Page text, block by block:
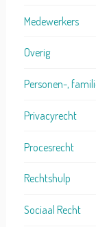
Medewerkers
Overig
Personen-,
Privacyrecht
Procesrecht
Rechtshulp
Sociaal Recht